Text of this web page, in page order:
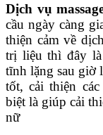
Dịch vụ
cầu ngày càng
thiện cảm về
trị liệu thì đây
tĩnh lặng sau giờ
tốt, cải thiện
biệt là giúp cải
nữ